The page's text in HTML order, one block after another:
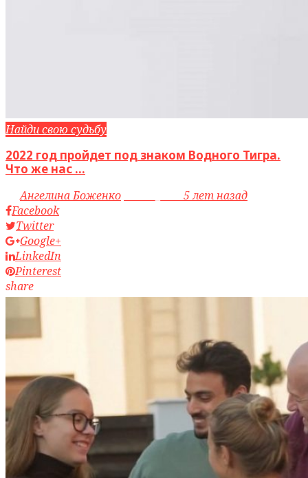
Найди свою судьбу
2022 год пройдет под знаком Водного Тигра.
Что же нас ...
byАнгелина Боженко
5 лет назад
Facebook
Twitter
Google+
LinkedIn
Pinterest
share